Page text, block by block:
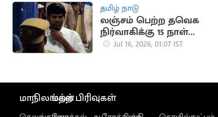
தமிழ் நாடு
லஞ்சம் பெற்ற தவெக
நிர்வாகிக்கு 15 நாள்
நீதிமன்ற காவல்
Jul 16, 2026, 01:07 IST
மாநிலங்கள்மற்ற பிரிவுகள்